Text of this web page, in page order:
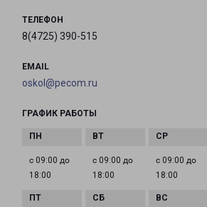
ТЕЛЕФОН
8(4725) 390-515
EMAIL
oskol@pecom.ru
ГРАФИК РАБОТЫ
с 09:00 до
18:00
с 09:00 до
18:00
с 09:00 до
18:00